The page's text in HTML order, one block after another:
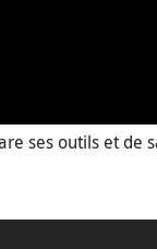
ses outils et de